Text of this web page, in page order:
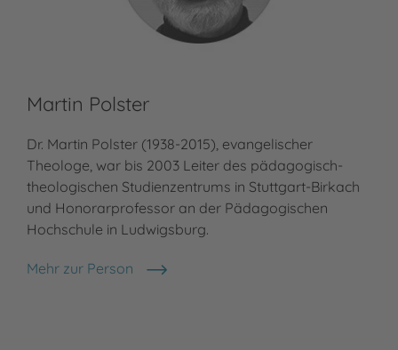
Martin Polster
Dr. Martin Polster (1938-2015), evangelischer
Theologe, war bis 2003 Leiter des pädagogisch-
theologischen Studienzentrums in Stuttgart-Birkach
und Honorarprofessor an der Pädagogischen
Hochschule in Ludwigsburg.
Mehr zur Person
Martin Polster